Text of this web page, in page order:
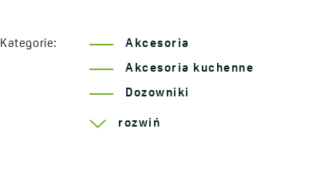
Kategorie: Akcesoria
Akcesoria kuchenne
Dozowniki
Seria Drop
rozwiń